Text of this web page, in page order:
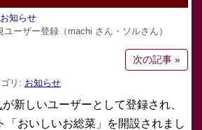
お知らせ
ーザー登録（machi さん・ソルさん）
次の記事 »
リ: お知らせ
が新しいユーザーとして登録され、
「おいしいお総菜」を開設されまし